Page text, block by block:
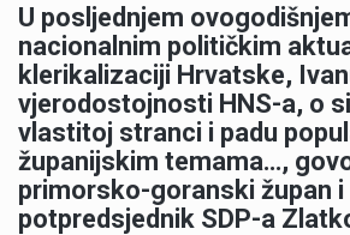
U posljednjem
nacionalnim političkim
klerikalizaciji Hrvatske,
vjerodostojnosti HNS-a, o
vlastitoj stranci i padu
županijskim temama…,
primorsko-goranski župan i
potpredsjednik SDP-a